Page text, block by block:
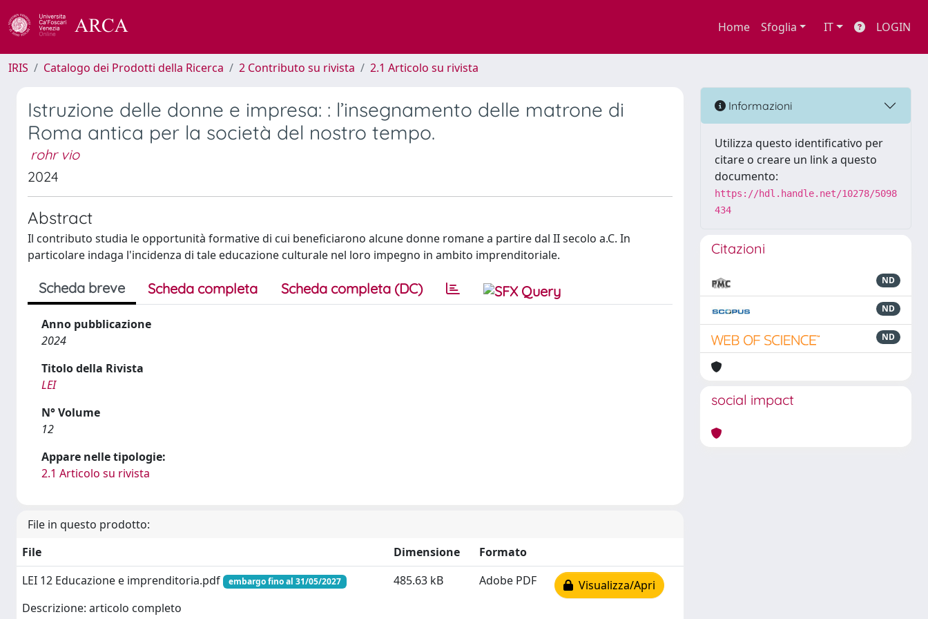
Home Sfoglia IT LOGIN
IRIS Catalogo dei Prodotti della Ricerca 2 Contributo su rivista 2.1 Articolo su rivista
Istruzione delle donne e impresa: : l’insegnamento delle matrone di
Roma antica per la società del nostro tempo.
rohr vio
2024
Abstract
Il contributo studia le opportunità formative di cui beneficiarono alcune donne romane a partire dal II secolo a.C. In
particolare indaga l'incidenza di tale educazione culturale nel loro impegno in ambito imprenditoriale.
Scheda breve Scheda completa Scheda completa (DC)
Anno pubblicazione
2024
Titolo della Rivista
LEI
N° Volume
12
Appare nelle tipologie:
2.1 Articolo su rivista
File in questo prodotto:
File
Dimensione
Formato
LEI 12 Educazione e imprenditoria.pdf
embargo fino al 31/05/2027
Descrizione: articolo completo
485.63 kB Adobe PDF Visualizza/Apri
Informazioni
Utilizza questo identificativo per
citare o creare un link a questo
documento:
https://hdl.handle.net/10278/5098
434
Citazioni
ND
ND
ND
social impact